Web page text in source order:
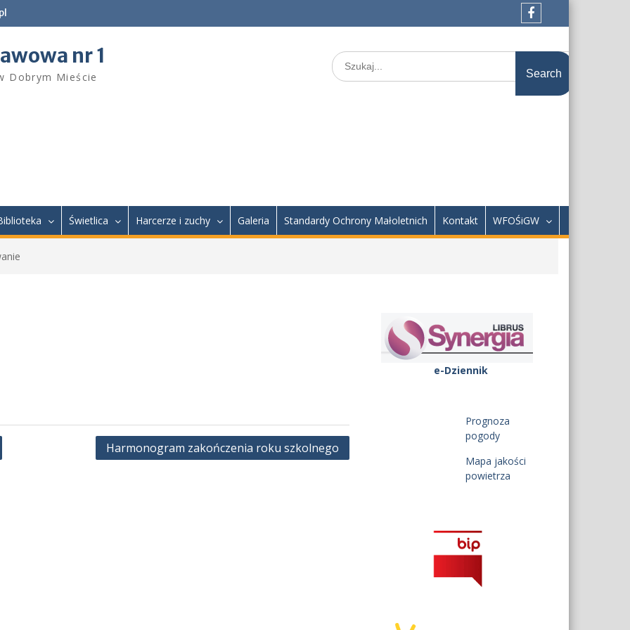
Facebook
nr 1
Dobrym Mieście
Search
for:
Świetlica Harcerze i zuchy Galeria Standardy Ochrony Małoletnich Kontakt WFOŚiGW
Harmonogram zakończenia roku szkolnego
e-Dziennik
Prognoza
pogody
Mapa jakości
powietrza